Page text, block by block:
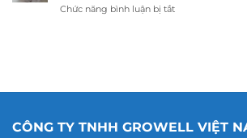
Chức năng bình luận bị tắtở
decal:
nào
CÔNG TY TNHH GROWELL VIỆT